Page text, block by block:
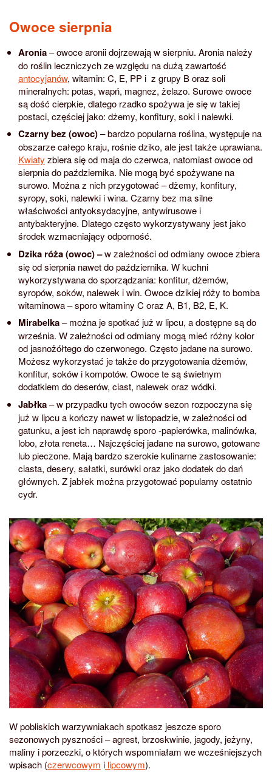
Owoce sierpnia
Aronia– owoce aronii dojrzewają w sierpniu. Aronia należy
do roślin leczniczych ze względu na dużą zawartość
antocyjanów, witamin: C, E, PP i z grupy B oraz soli
mineralnych: potas, wapń, magnez, żelazo. Surowe owoce
są dość cierpkie, dlatego rzadko spożywa je się w takiej
postaci, częściej jako: dżemy, konfitury, soki i nalewki.
Czarny bez (owoc)– bardzo popularna roślina, występuje na
obszarze całego kraju, rośnie dziko, ale jest także uprawiana.
Kwiaty zbiera się od maja do czerwca, natomiast owoce od
sierpnia do października. Nie mogą być spożywane na
surowo. Można z nich przygotować – dżemy, konfitury,
syropy, soki, nalewki i wina. Czarny bez ma silne
właściwości antyoksydacyjne, antywirusowe i
antybakteryjne. Dlatego często wykorzystywany jest jako
środek wzmacniający odporność.
Dzika róża (owoc) –w zależności od odmiany owoce zbiera
się od sierpnia nawet do października. W kuchni
wykorzystywana do sporządzania: konfitur, dżemów,
syropów, soków, nalewek i win. Owoce dzikiej róży to bomba
witaminowa – sporo witaminy C oraz A, B1, B2, E, K.
Mirabelka– można je spotkać już w lipcu, a dostępne są do
września. W zależności od odmiany mogą mieć różny kolor
od jasnożółtego do czerwonego. Często jadane na surowo.
Możesz wykorzystać je także do przygotowania dżemów,
konfitur, soków i kompotów. Owoce te są świetnym
dodatkiem do deserów, ciast, nalewek oraz wódki.
Jabłka– w przypadku tych owoców sezon rozpoczyna się
już w lipcu a kończy nawet w listopadzie, w zależności od
gatunku, a jest ich naprawdę sporo -papierówka, malinówka,
lobo, złota reneta… Najczęściej jadane na surowo, gotowane
lub pieczone. Mają bardzo szerokie kulinarne zastosowanie:
ciasta, desery, sałatki, surówki oraz jako dodatek do dań
głównych. Z jabłek można przygotować popularny ostatnio
cydr.
W pobliskich warzywniakach spotkasz jeszcze sporo
sezonowych pyszności – agrest, brzoskwinie, jagody, jeżyny,
maliny i porzeczki, o których wspomniałam we wcześniejszych
wpisach (czerwcowym i lipcowym).